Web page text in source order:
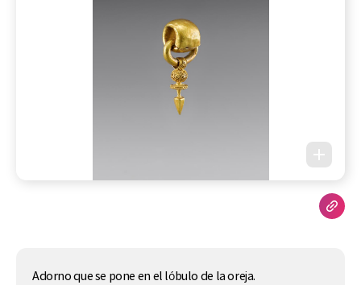
Adorno que se pone en el lóbulo de la oreja.